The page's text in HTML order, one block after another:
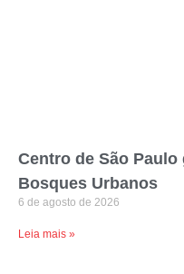
Centro de São
Bosques Urbanos
6 de agosto de 2026
Leia mais »